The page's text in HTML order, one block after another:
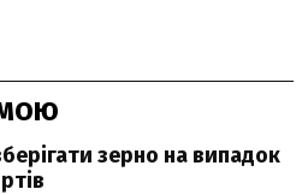
зерно на випадок